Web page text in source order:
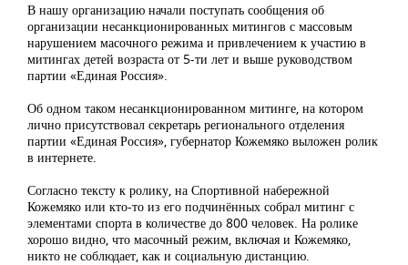
В нашу организацию начали поступать сообщения об
организации несанкционированных митингов с массовым
нарушением масочного режима и привлечением к участию в
митингах детей возраста от 5-ти лет и выше руководством
партии «Единая Россия».
Об одном таком несанкционированном митинге, на котором
лично присутствовал секретарь регионального отделения
партии «Единая Россия», губернатор Кожемяко выложен ролик
в интернете.
Согласно тексту к ролику, на Спортивной набережной
Кожемяко или кто-то из его подчинённых собрал митинг с
элементами спорта в количестве до 800 человек. На ролике
хорошо видно, что масочный режим, включая и Кожемяко,
никто не соблюдает, как и социальную дистанцию.